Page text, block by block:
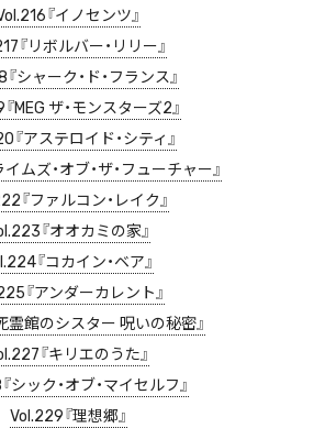
『イノセンツ』
『リボルバー・リリー』
シャーク・ド・フランス』
MEG ザ・モンスターズ2』
『アステロイド・シティ』
ムズ・オブ・ザ・フューチャー』
『ファルコン・レイク』
『オオカミの家』
『コカイン・ベア』
『アンダーカレント』
霊館のシスター 呪いの秘密』
『キリエのうた』
シック・オブ・マイセルフ』
Vol.229『理想郷』